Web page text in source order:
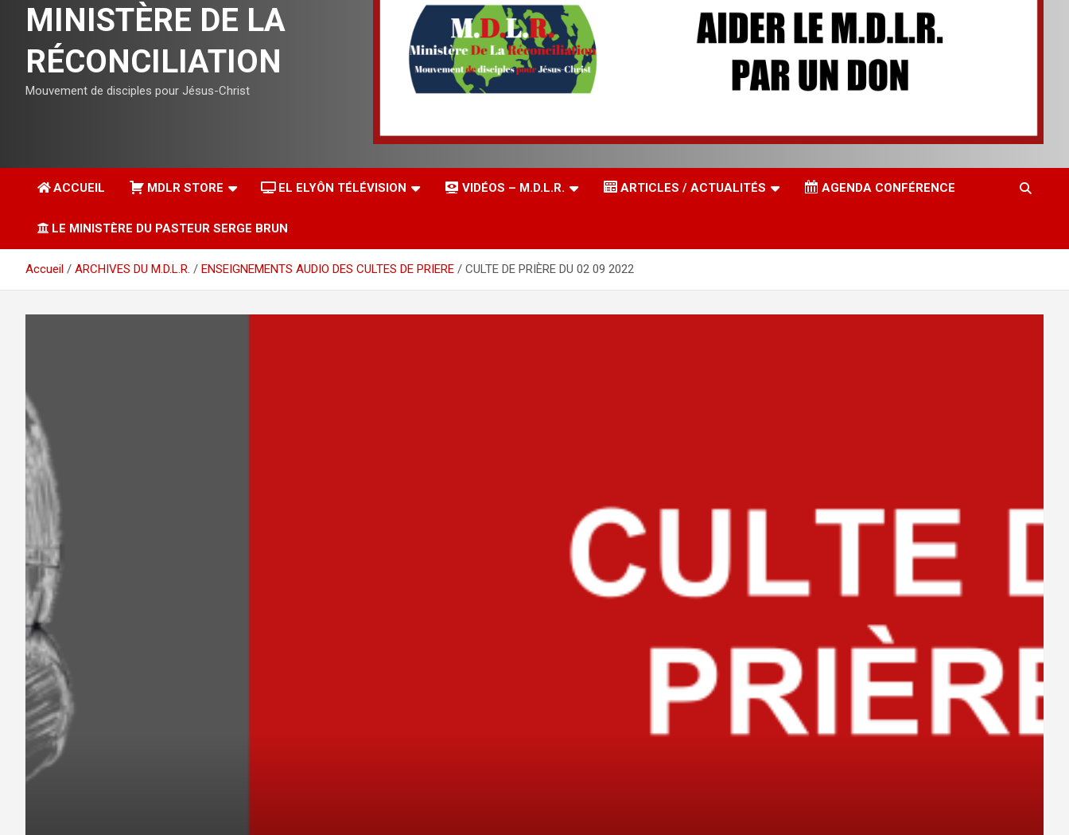
MINISTÈRE DE LA
RÉCONCILIATION
Mouvement de disciples pour Jésus-Christ
ACCUEIL MDLR STORE EL ELYÔN TÉLÉVISION VIDÉOS – M.D.L.R. ARTICLES / ACTUALITÉS AGENDA CONFÉRENCE
LE MINISTÈRE DU PASTEUR SERGE BRUN
Accueil ARCHIVES DU M.D.L.R. ENSEIGNEMENTS AUDIO DES CULTES DE PRIERE CULTE DE PRIÈRE DU 02 09 2022